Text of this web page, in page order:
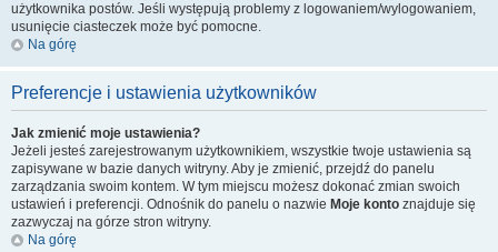
użytkownika postów. Jeśli występują problemy z logowaniem/wylogowaniem,
usunięcie ciasteczek może być pomocne.
Na górę
Preferencje i ustawienia użytkowników
Jak zmienić moje ustawienia?
Jeżeli jesteś zarejestrowanym użytkownikiem, wszystkie twoje ustawienia są
zapisywane w bazie danych witryny. Aby je zmienić, przejdź do panelu
zarządzania swoim kontem. W tym miejscu możesz dokonać zmian swoich
ustawień i preferencji. Odnośnik do panelu o nazwie Moje konto znajduje się
zazwyczaj na górze stron witryny.
Na górę